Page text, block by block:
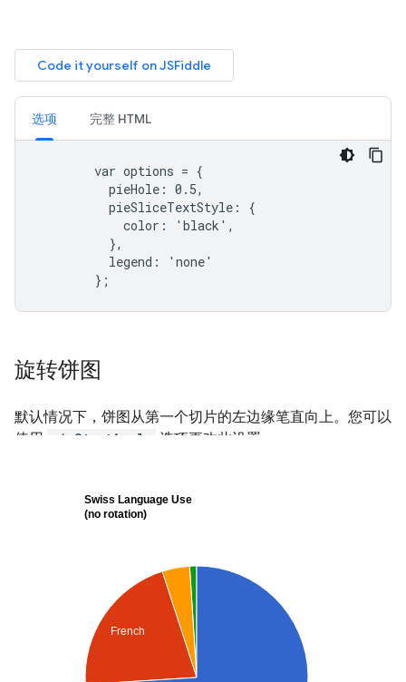
选项 完整 HTML
var options = {
pieHole: 0.5,
pieSliceTextStyle: {
color: 'black',
},
legend: 'none'
};
旋转饼图
默认情况下，饼图从第一个切片的左边缘笔直向上。您可以
使用
pieStartAngle 选项更改此设置：